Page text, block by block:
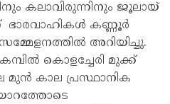
കലാവിരുന്നിനും ജൂലായ്
ഭാരവാഹികൾ കണ്ണൂർ
അറിയിച്ചു.
കൊളച്ചേരി മുക്ക്
മുൻ കാല പ്രസ്ഥാനിക